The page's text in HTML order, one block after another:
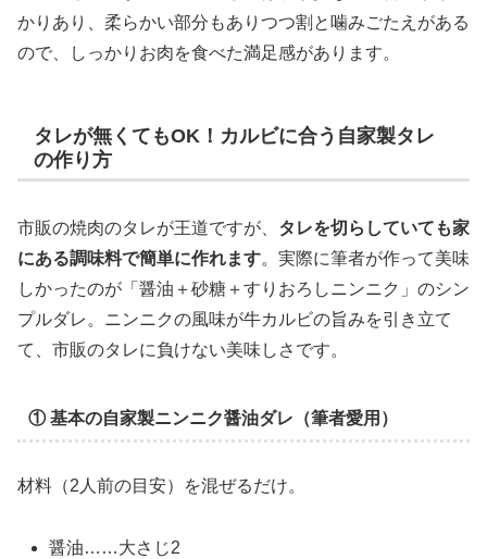
かりあり、柔らかい部分もありつつ割と噛みごたえがある
ので、しっかりお肉を食べた満足感があります。
タレが無くてもOK！カルビに合う自家製タレ
の作り方
市販の焼肉のタレが王道ですが、 タレを切らしていても家
にある調味料で簡単に作れます。実際に筆者が作って美味
しかったのが「醤油＋砂糖＋すりおろしニンニク」のシン
プルダレ。ニンニクの風味が牛カルビの旨みを引き立て
て、市販のタレに負けない美味しさです。
① 基本の自家製ニンニク醤油ダレ（筆者愛用）
材料（2人前の目安）を混ぜるだけ。
醤油……大さじ2